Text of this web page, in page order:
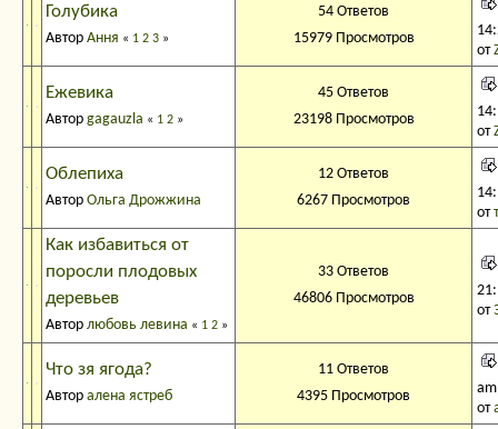
Голубика
Автор Ання « 1 2 3 »
54 Ответов
15979 Просмотров
от
Ежевика
Автор gagauzla « 1 2 »
45 Ответов
23198 Просмотров
от
Облепиха
Автор Ольга Дрожжина
12 Ответов
6267 Просмотров
от
Как избавиться от
поросли плодовых
деревьев
Автор любовь левина « 1 2 »
33 Ответов
46806 Просмотров
от
Что зя ягода?
Автор алена ястреб
11 Ответов
4395 Просмотров
am
от